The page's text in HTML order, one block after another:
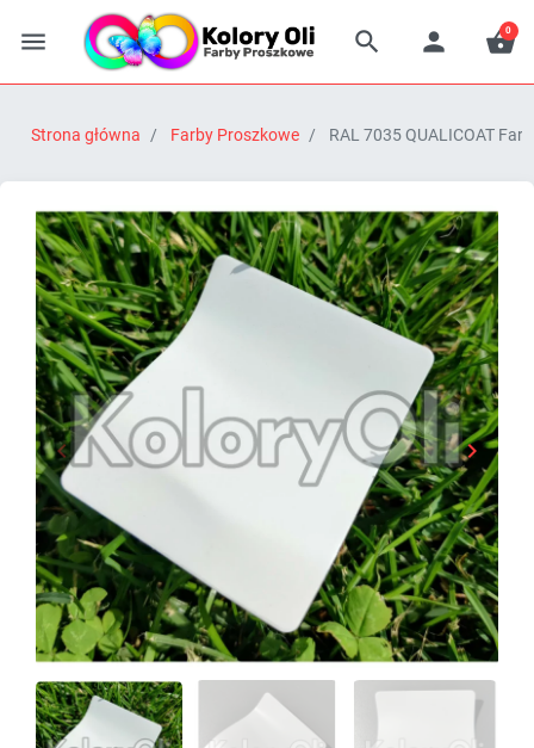
   
0
Strona główna Farby Proszkowe RAL 7035 QUALICOAT
Poprzedni
 